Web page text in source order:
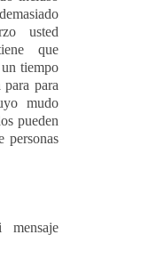
usted
que
tiempo
para
mudo
pueden
personas